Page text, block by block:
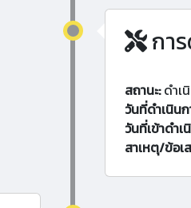
กา
สถานะ:ดำเ
วันที่ดำเนิน
วันที่เข้าดำเ
สาเหตุ/ข้อเ